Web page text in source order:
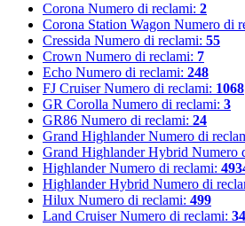
Corona Numero di reclami: 2
Corona Station Wagon Numero di
Cressida Numero di reclami: 55
Crown Numero di reclami: 7
Echo Numero di reclami: 248
FJ Cruiser Numero di reclami: 1068
GR Corolla Numero di reclami: 3
GR86 Numero di reclami: 24
Grand Highlander Numero di
Grand Highlander Hybrid Numero
Highlander Numero di reclami:
Highlander Hybrid Numero di
Hilux Numero di reclami: 499
Land Cruiser Numero di reclami: